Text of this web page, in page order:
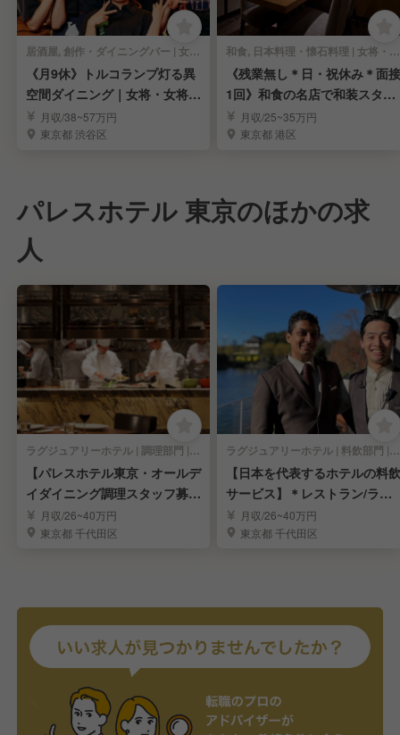
居酒屋, 創作・ダイニングバー | 女将・和装ホール
《月9休》トルコランプ灯る異
空間ダイニング｜女将・女将候
補求む！
月収/38~57万円
東京都 渋谷区
和食, 日本料理・懐石料理 | 女将・和装ホール
《残業無し＊日・祝休み＊面接
1回》和食の名店で和装スタッ
フ募集｜表参道
月収/25~35万円
東京都 港区
パレスホテル 東京のほかの求
人
ラグジュアリーホテル | 調理部門 | キッチンスタッフ
【パレスホテル東京・オールデ
イダイニング調理スタッフ募
集】月収/26~40万円
東京都 千代田区
ラグジュアリーホテル | 料飲部門 | レストランサービス・ホールスタッフ
【日本を代表するホテルの料飲
サービス】＊レストラン/ラウ
ンジサービス＊
月収/26~40万円
東京都 千代田区